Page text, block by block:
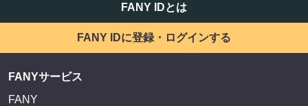
FANY IDとは
FANY IDに登録・ログインする
FANYサービス
FANY